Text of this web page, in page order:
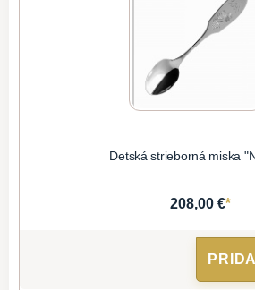
Detská strieborná miska
208,00 €*